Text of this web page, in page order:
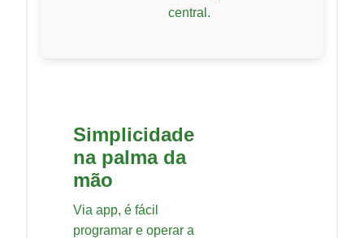
central.
Simplicidade
na palma da
mão
Via app, é fácil
programar e operar a